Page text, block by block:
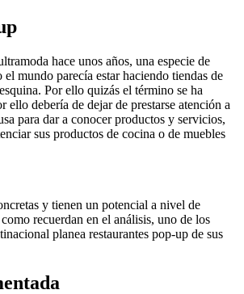
hace unos años, una especie de
mundo parecía estar haciendo tiendas de
Por ello quizás el término se ha
ello debería de dejar de prestarse atención a
para dar a conocer productos y servicios,
sus productos de cocina o de muebles
y tienen un potencial a nivel de
recuerdan en el análisis, uno de los
planea restaurantes pop-up de sus